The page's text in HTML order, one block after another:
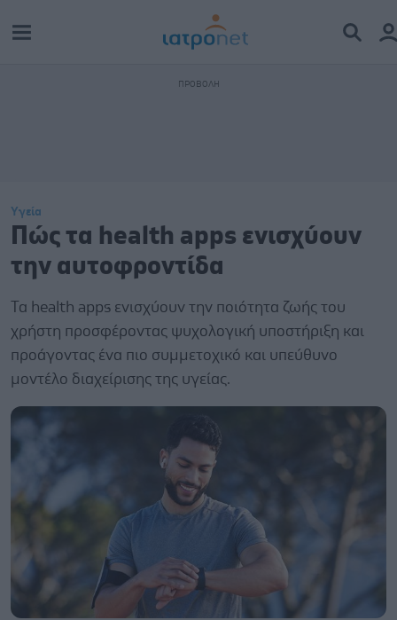
Υγεία
Πώς τα health apps ενισχύουν
την αυτοφροντίδα
Τα health apps ενισχύουν την ποιότητα ζωής του
χρήστη προσφέροντας ψυχολογική υποστήριξη και
προάγοντας ένα πιο συμμετοχικό και υπεύθυνο
μοντέλο διαχείρισης της υγείας.